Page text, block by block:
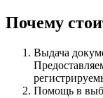
Почему
Выдача
Помощь в